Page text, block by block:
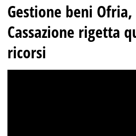
Gestione beni
Cassazione rigetta
ricorsi